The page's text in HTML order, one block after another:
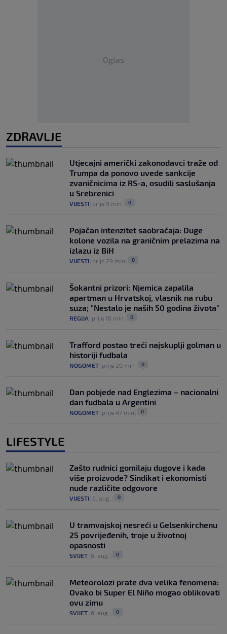
Oglas
ZDRAVLJE
Utjecajni američki zakonodavci traže od
Trumpa da ponovo uvede sankcije
zvaničnicima iz RS-a, osudili saslušanja
u Srebrenici
VIJESTI prije 9 min 0
Pojačan intenzitet saobraćaja: Duge
kolone vozila na graničnim prelazima na
izlazu iz BiH
VIJESTI prije 29 min 0
Šokantni prizori: Njemica zapalila
apartman u Hrvatskoj, vlasnik na rubu
suza; "Nestalo je naših 50 godina života"
REGIJA prije 16 min 0
Trafford postao treći najskuplji golman u
historiji fudbala
NOGOMET prije 20 min 0
Dan pobjede nad Englezima – nacionalni
dan fudbala u Argentini
NOGOMET prije 47 min 0
LIFESTYLE
Zašto rudnici gomilaju dugove i kada
više proizvode? Sindikat i ekonomisti
nude različite odgovore
VIJESTI 6. aug. 0
U tramvajskoj nesreći u Gelsenkirchenu
25 povrijeđenih, troje u životnoj
opasnosti
SVIJET 6. aug. 0
Meteorolozi prate dva velika fenomena:
Ovako bi Super El Niño mogao oblikovati
ovu zimu
SVIJET 6. aug. 0